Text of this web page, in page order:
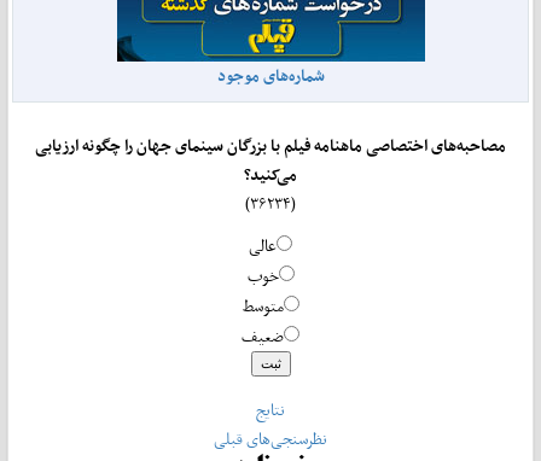
شماره‌های موجود
مصاحبه‌های اختصاصی ماهنامه فیلم با بزرگان سینمای جهان را چگونه ارزیابی
می‌کنید؟
عالی
خوب
متوسط
ضعیف
نتایج
نظرسنجی‌های قبلی